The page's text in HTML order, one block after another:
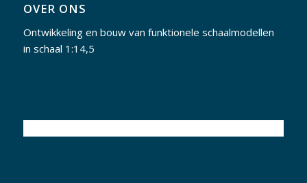
OVER ONS
Ontwikkeling en bouw van funktionele schaalmodellen
in schaal 1:14,5